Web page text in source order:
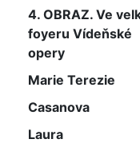
4. OBRAZ. Ve
foyeru Vídeňské
opery
Marie Terezie
Casanova
Laura